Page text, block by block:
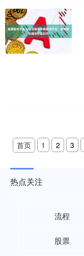
首页 1 2 3
热点关注
流程
股票